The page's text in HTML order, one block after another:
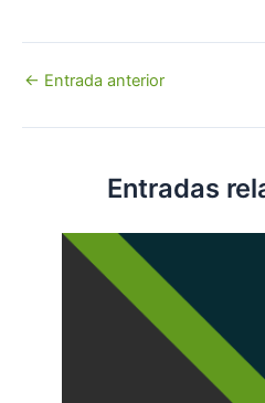
Navegación
entradas
← Entrada anterior
Entradas